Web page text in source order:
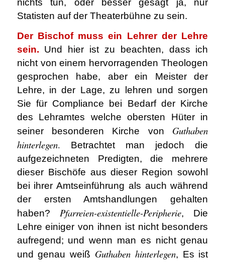
Statisten auf der Theaterbühne zu sein.
Der Bischof muss ein Lehrer der Lehre
sein. Und hier ist zu beachten, dass ich
nicht von einem hervorragenden Theologen
gesprochen habe, aber ein Meister der
Lehre, in der Lage, zu lehren und sorgen
Sie für Compliance bei Bedarf der Kirche
des Lehramtes welche obersten Hüter in
seiner besonderen Kirche von Guthaben
hinterlegen. Betrachtet man jedoch die
aufgezeichneten Predigten, die mehrere
dieser Bischöfe aus dieser Region sowohl
bei ihrer Amtseinführung als auch während
der ersten Amtshandlungen gehalten
haben? Pfarreien-existentielle-Peripherie, Die
Lehre einiger von ihnen ist nicht besonders
aufregend; und wenn man es nicht genau
und genau weiß Guthaben hinterlegen, Es ist